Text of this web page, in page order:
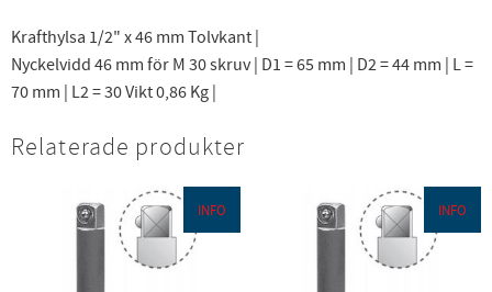
Krafthylsa 1/2" x 46 mm Tolvkant |
Nyckelvidd 46 mm för M 30 skruv | D1 = 65 mm | D2 = 44 mm | L =
70 mm | L2 = 30 Vikt 0,86 Kg |
Relaterade produkter
INFO INFO